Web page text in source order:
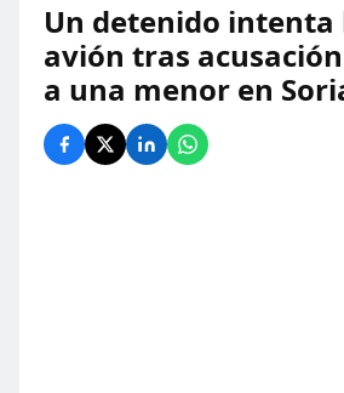
Un detenido intenta
avión tras
a una menor en